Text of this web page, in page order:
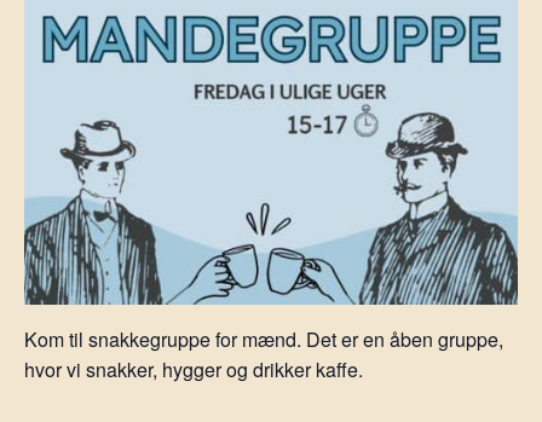
Kom til snakkegruppe for mænd. Det er en åben gruppe,
hvor vi snakker, hygger og drikker kaffe.